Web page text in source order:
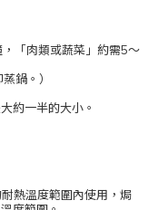
「肉類或蔬菜」約需5～
鍋。）
約一半的大小。
熱溫度範圍內使用，焗